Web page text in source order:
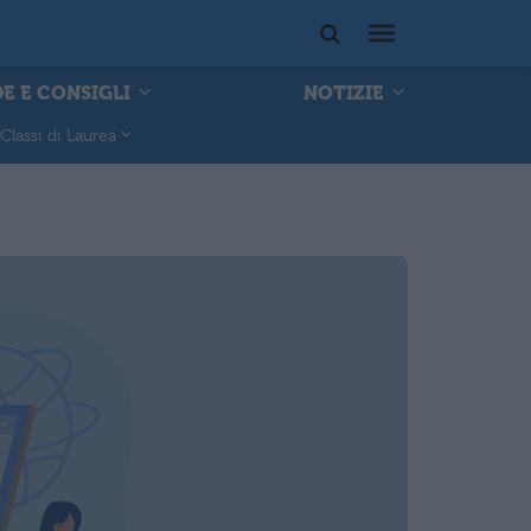
E CONSIGLI NOTIZIE
Classi di Laurea